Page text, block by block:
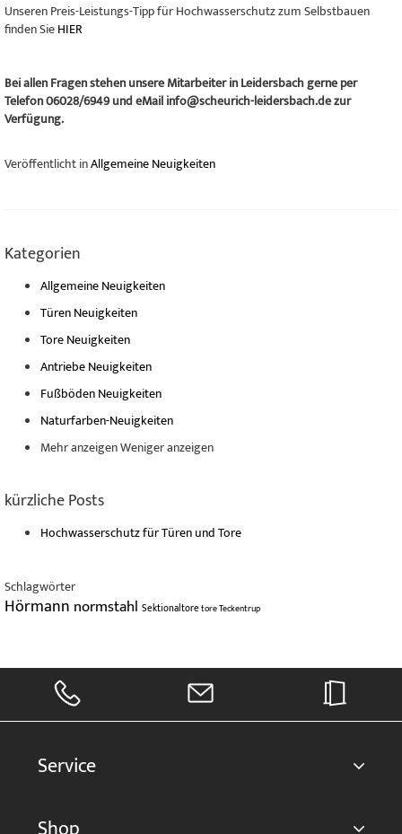
Unseren Preis-Leistungs-Tipp für Hochwasserschutz zum Selbstbauen
finden SieHIER
Bei allen Fragen stehen unsere Mitarbeiter in Leidersbach gerne per
Telefon 06028/6949 und eMail info@scheurich-leidersbach.de zur
Verfügung.
Veröffentlicht inAllgemeine Neuigkeiten
Kategorien
Allgemeine Neuigkeiten
Türen Neuigkeiten
Tore Neuigkeiten
Antriebe Neuigkeiten
Fußböden Neuigkeiten
Naturfarben-Neuigkeiten
Mehr anzeigenWeniger anzeigen
kürzliche Posts
Hochwasserschutz für Türen und Tore
Schlagwörter
Hörmann normstahl SektionaltoretoreTeckentrup
Service